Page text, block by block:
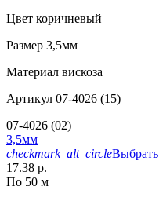
Цвет коричневый
Размер 3,5мм
Материал вискоза
Артикул 07-4026 (15)
07-4026 (02)
3,5мм
checkmark_alt_circleВыбрать
17.38 р.
По 50 м